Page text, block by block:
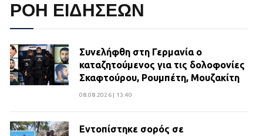
ΡΟΗ ΕΙΔΗΣΕΩΝ
Συνελήφθη στη Γερμανία ο
καταζητούμενος για τις δολοφονίες
Σκαφτούρου, Ρουμπέτη, Μουζακίτη
08.08.2026 | 13:40
Εντοπίστηκε σορός σε